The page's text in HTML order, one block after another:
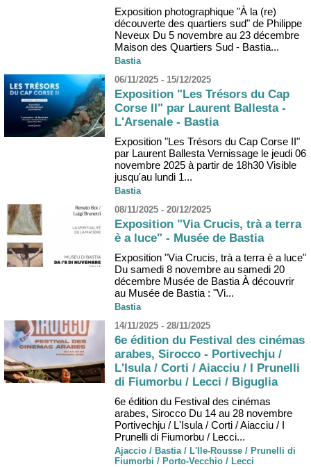
Exposition photographique "À la (re)
découverte des quartiers sud" de Philippe
Neveux Du 5 novembre au 23 décembre
Maison des Quartiers Sud - Bastia...
Bastia
06/11/2025 - 15/12/2025
Exposition "Les Trésors du Cap
Corse II" par Laurent Ballesta -
L'Arsenale - Bastia
Exposition "Les Trésors du Cap Corse II"
par Laurent Ballesta Vernissage le jeudi 06
novembre 2025 à partir de 18h30 Visible
jusqu'au lundi 1...
Bastia
08/11/2025 - 20/12/2025
Exposition "Via Crucis, trà a terra
è a luce" - Musée de Bastia
Exposition "Via Crucis, trà a terra è a luce"
Du samedi 8 novembre au samedi 20
décembre Musée de Bastia À découvrir
au Musée de Bastia : "Vi...
Bastia
14/11/2025 - 28/11/2025
6e édition du Festival des cinémas
arabes, Sirocco - Portivechju /
L'Isula / Corti / Aiacciu / I Prunelli
di Fiumorbu / Lecci / Biguglia
6e édition du Festival des cinémas
arabes, Sirocco Du 14 au 28 novembre
Portivechju / L'Isula / Corti / Aiacciu / I
Prunelli di Fiumorbu / Lecci...
Ajaccio / Bastia / L'Ile-Rousse / Prunelli di
Fiumorbi / Porto-Vecchio / Lecci